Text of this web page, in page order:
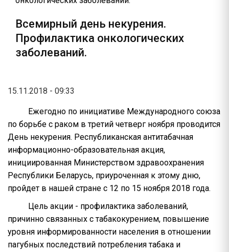
Всемирный день некурения.
Профилактика онкологических
заболеваний.
15.11.2018 - 09:33
Ежегодно по инициативе Международного союза
по борьбе с раком в третий четверг ноября проводится
День некурения. Республиканская антитабачная
информационно-образовательная акция,
инициированная Министерством здравоохранения
Республики Беларусь, приуроченная к этому дню,
пройдет в нашей стране с 12 по 15 ноября 2018 года.
Цель акции - профилактика заболеваний,
причинно связанных с табакокурением, повышение
уровня информированности населения в отношении
пагубных последствий потребления табака и